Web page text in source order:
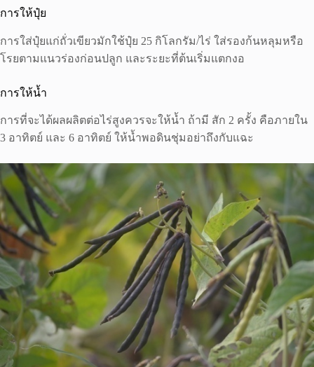
การให้ปุ๋ย
การใส่ปุ๋ยแก่ถั่วเขียวมักใช้ปุ๋ย 25 กิโลกรัม/ไร่ ใส่รองก้นหลุมหรือ
โรยตามแนวร่องก่อนปลูก และระยะที่ต้นเริ่มแตกงอ
การให้น้ำ
การที่จะได้ผลผลิตต่อไร่สูงควรจะให้น้ำ ถ้ามี สัก 2 ครั้ง คือภายใน
3 อาทิตย์ และ 6 อาทิตย์ ให้น้ำพอดินชุ่มอย่าถึงกับแฉะ